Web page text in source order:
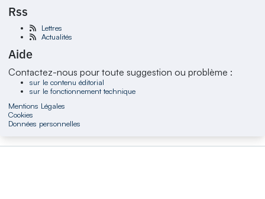
Rss
Lettres
Actualités
Aide
Contactez-nous pour toute suggestion ou problème :
sur le contenu éditorial
sur le fonctionnement technique
Mentions Légales
Cookies
Données personnelles